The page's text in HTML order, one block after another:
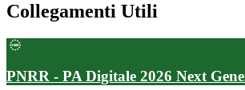
Collegamenti Utili
PNRR - PA Digitale 2026 Next